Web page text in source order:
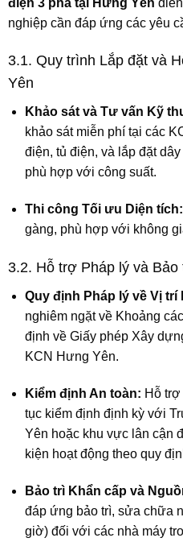
nghiệp cần đáp ứng các yêu
3.1. Quy trình Lắp đặt và
Yên
Khảo sát và Tư vấn Kỹ
khảo sát miễn phí tại các
điện, tủ điện, và lắp đặt
phù hợp với công suất.
Thi công Tối ưu Diện tích:
gàng, phù hợp với không
3.2. Hỗ trợ Pháp lý và Bảo
Quy định Pháp lý về Vị trí
nghiêm ngặt về Khoảng
định về Giấy phép Xây
KCN Hưng Yên.
Kiểm định An toàn: Hỗ
tục kiểm định định kỳ với
Yên hoặc khu vực lân cận
kiện hoạt động theo quy
Bảo trì Khẩn cấp và
đáp ứng bảo trì, sửa chữa
giờ) đối với các nhà máy